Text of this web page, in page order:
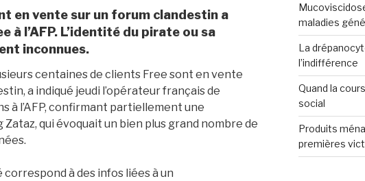
en vente sur un forum clandestin a
à l’AFP. L’identité du pirate ou sa
inconnues.
centaines de clients Free sont en vente
a indiqué jeudi l’opérateur français de
à l’AFP, confirmant partiellement une
qui évoquait un bien plus grand nombre de
correspond à des infos liées à un
maladies
La
l’indifférence
Quand la
social
Produits
premières